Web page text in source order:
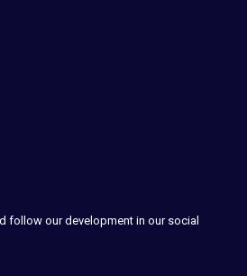
follow our development in our social